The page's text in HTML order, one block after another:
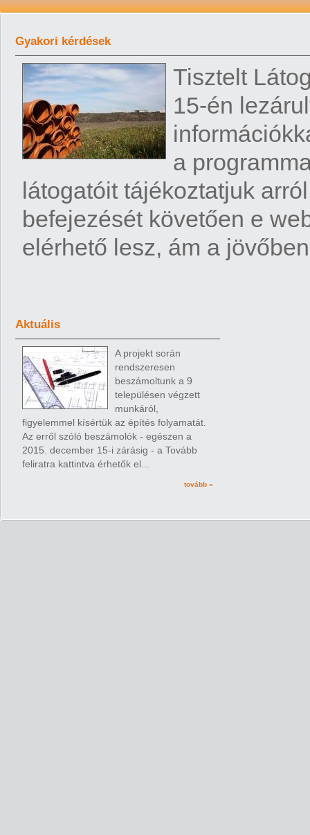
Gyakori kérdések
Tisztelt
15-én
a
látogatóit tájékoztatjuk
befejezését követően e
elérhető lesz, ám a
Aktuális
A projekt során
rendszeresen
beszámoltunk a 9
településen végzett
munkáról,
figyelemmel kísértük az építés folyamatát.
Az erről szóló beszámolók - egészen a
2015. december 15-i zárásig - a Tovább
feliratra kattintva érhetők el...
tovább »